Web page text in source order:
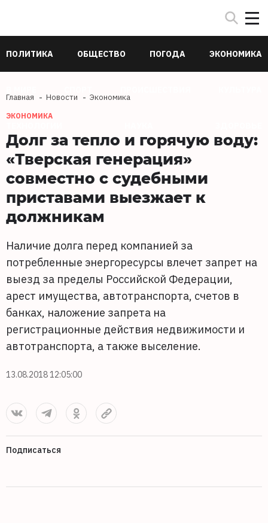
ПОЛИТИКА ОБЩЕСТВО ПОГОДА ЭКОНОМИКА
Главная Новости Экономика
ЭКОНОМИКА
Долг за тепло и горячую воду:
«Тверская генерация»
совместно с судебными
приставами выезжает к
должникам
Наличие долга перед компанией за
потребленные энергоресурсы влечет запрет на
выезд за пределы Российской Федерации,
арест имущества, автотранспорта, счетов в
банках, наложение запрета на
регистрационные действия недвижимости и
автотранспорта, а также выселение.
13.08.2018 12:05:00
Подписаться